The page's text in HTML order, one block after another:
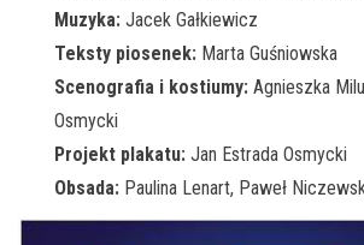
Muzyka: Jacek Gałkiewicz
Teksty piosenek: Marta Guśniowska
Scenografia i kostiumy: Agnieszka
Osmycki
Projekt plakatu: Jan Estrada Osmycki
Obsada: Paulina Lenart, Paweł